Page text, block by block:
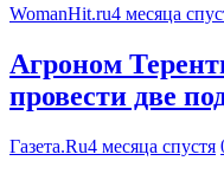
WomanHit.ru4 месяца
Агроном
провести две
Газета.Ru4 месяца спустя